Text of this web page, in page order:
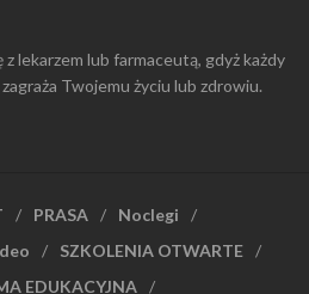
lekarzem lub farmaceutą, gdyż każdy
Twojemu życiu lub zdrowiu.
PRASA
Noclegi
SZKOLENIA OTWARTE
EDUKACYJNA